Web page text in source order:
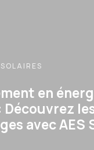
en
Découvrez
avec AES